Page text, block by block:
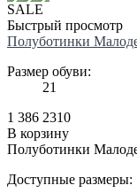
SALE
Быстрый просмотр
Полуботинки
Размер обуви:
21
1 386 2310
В корзину
Полуботинки
Доступные размеры: